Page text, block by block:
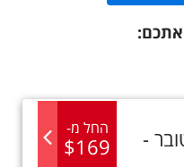
אתכם:
- החל מ-
$169